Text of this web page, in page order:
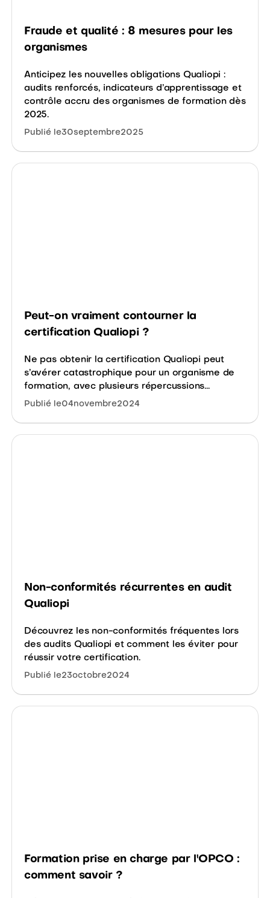
Fraude et qualité : 8 mesures pour les
organismes
Anticipez les nouvelles obligations Qualiopi :
audits renforcés, indicateurs d’apprentissage et
contrôle accru des organismes de formation dès
2025.
Publié le30septembre2025
Peut-on vraiment contourner la
certification Qualiopi ?
Ne pas obtenir la certification Qualiopi peut
s’avérer catastrophique pour un organisme de
formation, avec plusieurs répercussions...
Publié le04novembre2024
Non-conformités récurrentes en audit
Qualiopi
Découvrez les non-conformités fréquentes lors
des audits Qualiopi et comment les éviter pour
réussir votre certification.
Publié le23octobre2024
Formation prise en charge par l'OPCO :
comment savoir ?